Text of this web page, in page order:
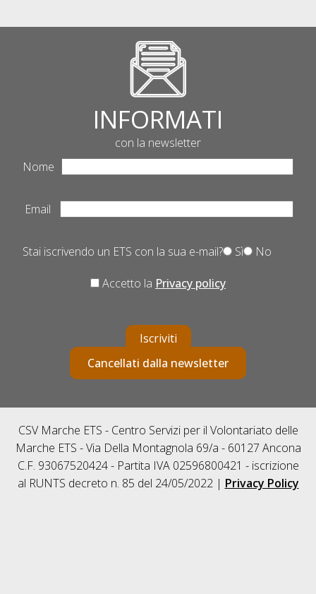
INFORMATI
con la newsletter
Nome
Email
Stai iscrivendo un ETS con la sua e-mail? Sì No
Accetto la Privacy policy
Iscriviti
Cancellati dalla newsletter
CSV Marche ETS - Centro Servizi per il Volontariato delle
Marche ETS - Via Della Montagnola 69/a - 60127 Ancona
C.F. 93067520424 - Partita IVA 02596800421 - iscrizione
al RUNTS decreto n. 85 del 24/05/2022 | Privacy Policy